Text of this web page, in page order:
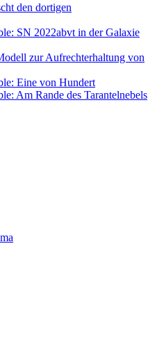
den dortigen
SN 2022abvt in der Galaxie
zur Aufrechterhaltung von
Eine von Hundert
Am Rande des Tarantelnebels